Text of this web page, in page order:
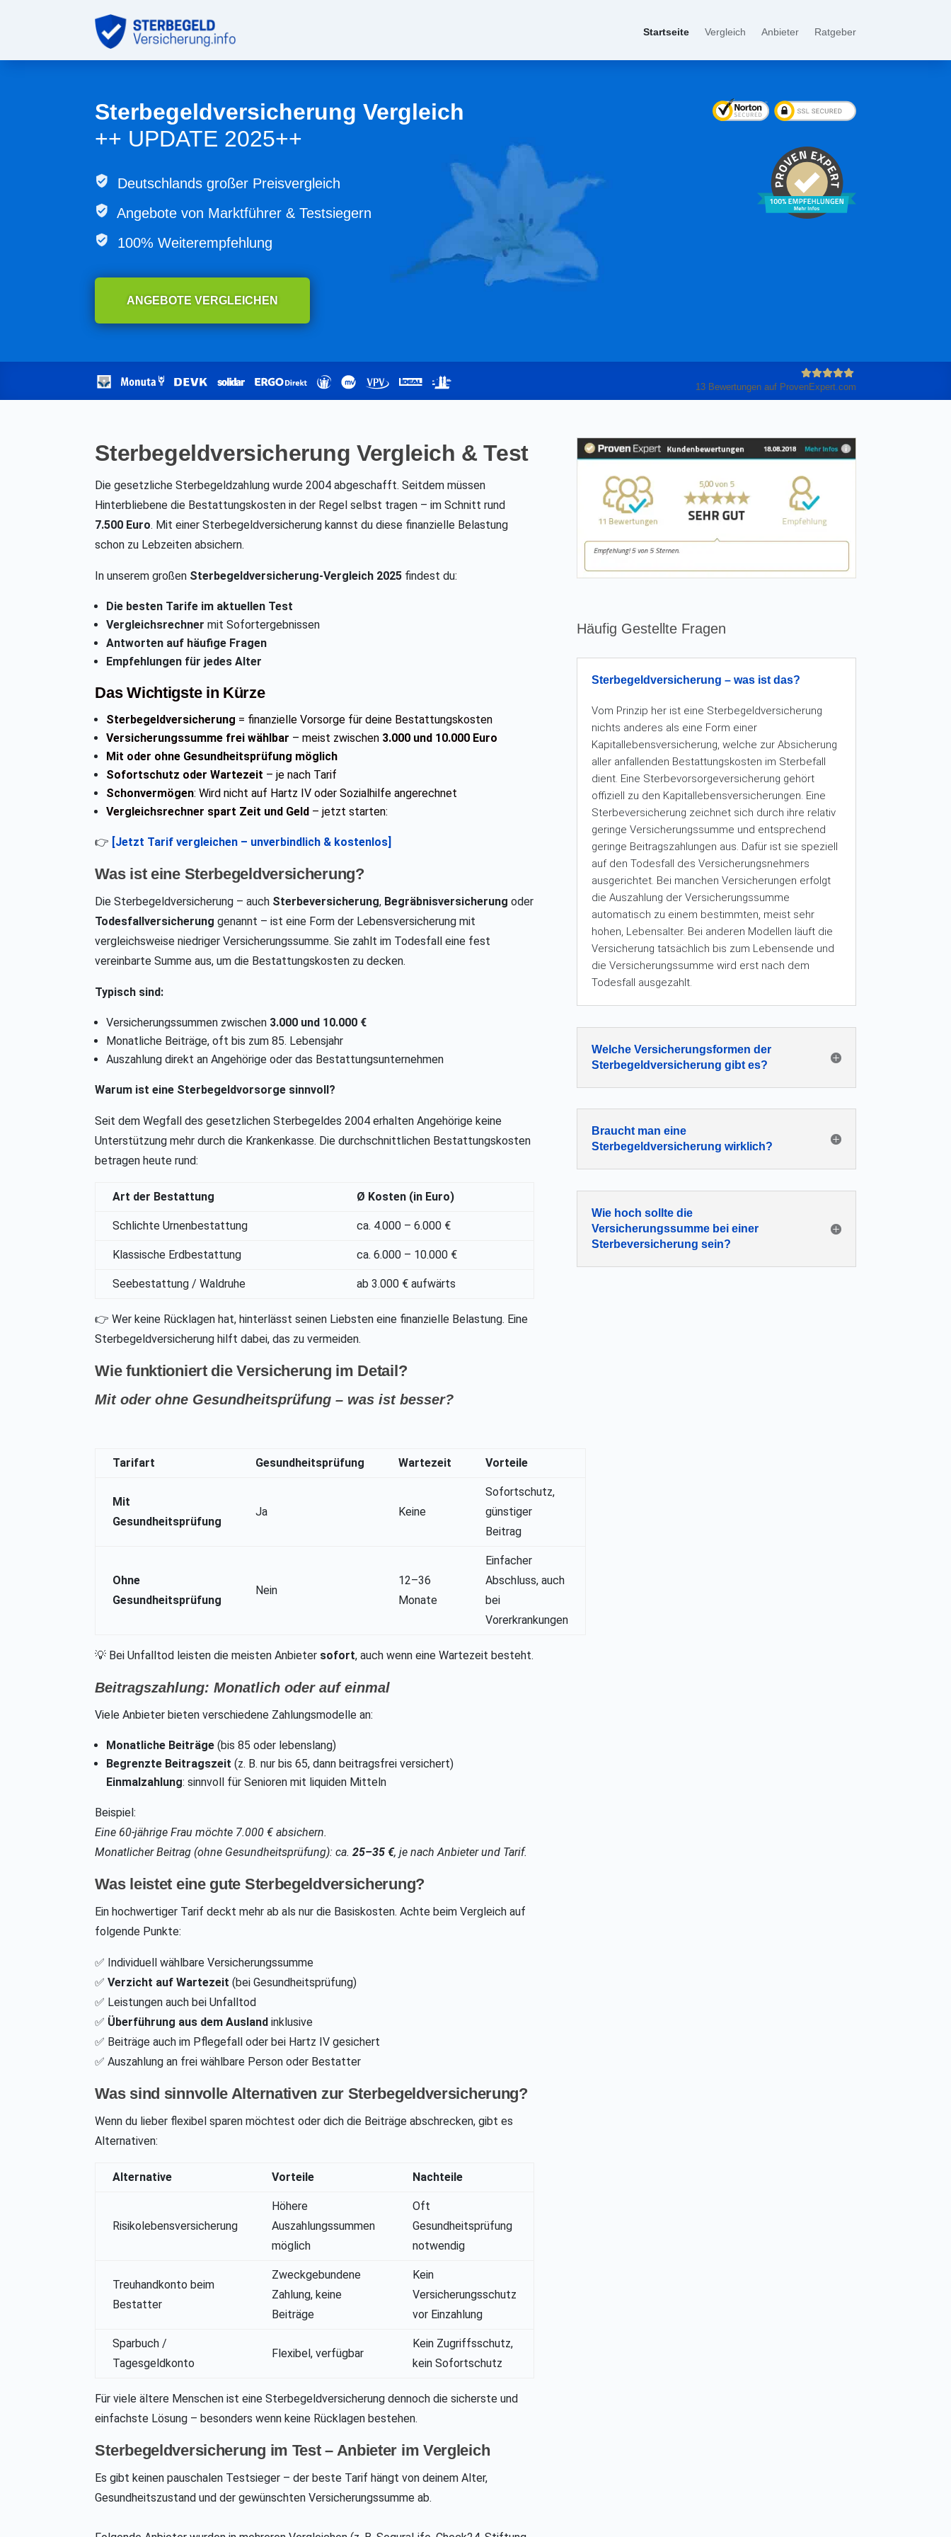
Startseite Vergleich Anbieter Ratgeber
Sterbegeldversicherung Vergleich
++ UPDATE 2025++
Deutschlands großer Preisvergleich
Angebote von Marktführer & Testsiegern
100% Weiterempfehlung
ANGEBOTE VERGLEICHEN
GmbH
13Bewertungen auf ProvenExpert.com
Sterbegeldversicherung Vergleich & Test
Die gesetzliche Sterbegeldzahlung wurde 2004 abgeschafft. Seitdem müssen
Hinterbliebene die Bestattungskosten in der Regel selbst tragen – im Schnitt rund
7.500 Euro. Mit einer Sterbegeldversicherung kannst du diese finanzielle Belastung
schon zu Lebzeiten absichern.
In unserem großen Sterbegeldversicherung-Vergleich 2025 findest du:
Die besten Tarife im aktuellen Test
Vergleichsrechner mit Sofortergebnissen
Antworten auf häufige Fragen
Empfehlungen für jedes Alter
Das Wichtigste in Kürze
Sterbegeldversicherung = finanzielle Vorsorge für deine Bestattungskosten
Versicherungssumme frei wählbar – meist zwischen 3.000 und 10.000 Euro
Mit oder ohne Gesundheitsprüfung möglich
Sofortschutz oder Wartezeit – je nach Tarif
Schonvermögen: Wird nicht auf Hartz IV oder Sozialhilfe angerechnet
Vergleichsrechner spart Zeit und Geld – jetzt starten:
👉 [Jetzt Tarif vergleichen – unverbindlich & kostenlos]
Was ist eine Sterbegeldversicherung?
Die Sterbegeldversicherung – auch Sterbeversicherung, Begräbnisversicherung oder
Todesfallversicherung genannt – ist eine Form der Lebensversicherung mit
vergleichsweise niedriger Versicherungssumme. Sie zahlt im Todesfall eine fest
vereinbarte Summe aus, um die Bestattungskosten zu decken.
Typisch sind:
Versicherungssummen zwischen 3.000 und 10.000 €
Monatliche Beiträge, oft bis zum 85. Lebensjahr
Auszahlung direkt an Angehörige oder das Bestattungsunternehmen
Warum ist eine Sterbegeldvorsorge sinnvoll?
Seit dem Wegfall des gesetzlichen Sterbegeldes 2004 erhalten Angehörige keine
Unterstützung mehr durch die Krankenkasse. Die durchschnittlichen Bestattungskosten
betragen heute rund:
Art der Bestattung Ø Kosten (in Euro)
Schlichte Urnenbestattung ca. 4.000 – 6.000 €
Klassische Erdbestattung ca. 6.000 – 10.000 €
Seebestattung / Waldruhe ab 3.000 € aufwärts
👉 Wer keine Rücklagen hat, hinterlässt seinen Liebsten eine finanzielle Belastung. Eine
Sterbegeldversicherung hilft dabei, das zu vermeiden.
Wie funktioniert die Versicherung im Detail?
Mit oder ohne Gesundheitsprüfung – was ist besser?
Tarifart Gesundheitsprüfung Wartezeit Vorteile
Mit
Gesundheitsprüfung
Ja Keine
Sofortschutz,
günstiger
Beitrag
Ohne
Gesundheitsprüfung
Nein
12–36
Monate
Einfacher
Abschluss, auch
bei
Vorerkrankungen
💡 Bei Unfalltod leisten die meisten Anbieter sofort, auch wenn eine Wartezeit besteht.
Beitragszahlung: Monatlich oder auf einmal
Viele Anbieter bieten verschiedene Zahlungsmodelle an:
Monatliche Beiträge (bis 85 oder lebenslang)
Begrenzte Beitragszeit (z. B. nur bis 65, dann beitragsfrei versichert)
Einmalzahlung: sinnvoll für Senioren mit liquiden Mitteln
Beispiel:
Eine 60-jährige Frau möchte 7.000 € absichern.
Monatlicher Beitrag (ohne Gesundheitsprüfung): ca.25–35 €, je nach Anbieter und Tarif.
Was leistet eine gute Sterbegeldversicherung?
Ein hochwertiger Tarif deckt mehr ab als nur die Basiskosten. Achte beim Vergleich auf
folgende Punkte:
✅ Individuell wählbare Versicherungssumme
✅Verzicht auf Wartezeit (bei Gesundheitsprüfung)
✅ Leistungen auch bei Unfalltod
✅ Überführung aus dem Ausland inklusive
✅ Beiträge auch im Pflegefall oder bei Hartz IV gesichert
✅ Auszahlung an frei wählbare Person oder Bestatter
Was sind sinnvolle Alternativen zur Sterbegeldversicherung?
Wenn du lieber flexibel sparen möchtest oder dich die Beiträge abschrecken, gibt es
Alternativen:
Alternative Vorteile Nachteile
Risikolebensversicherung
Höhere
Auszahlungssummen
möglich
Oft
Gesundheitsprüfung
notwendig
Treuhandkonto beim
Bestatter
Zweckgebundene
Zahlung, keine
Beiträge
Kein
Versicherungsschutz
vor Einzahlung
Sparbuch /
Tagesgeldkonto
Flexibel, verfügbar
Kein Zugriffsschutz,
kein Sofortschutz
Für viele ältere Menschen ist eine Sterbegeldversicherung dennoch die sicherste und
einfachste Lösung – besonders wenn keine Rücklagen bestehen.
Sterbegeldversicherung im Test – Anbieter im Vergleich
Es gibt keinen pauschalen Testsieger – der beste Tarif hängt von deinem Alter,
Gesundheitszustand und der gewünschten Versicherungssumme ab.
Häufig Gestellte Fragen
Sterbegeldversicherung – was ist das?
Vom Prinzip her ist eine Sterbegeldversicherung
nichts anderes als eine Form einer
Kapitallebensversicherung, welche zur Absicherung
aller anfallenden Bestattungskosten im Sterbefall
dient. Eine Sterbevorsorgeversicherung gehört
offiziell zu den Kapitallebensversicherungen. Eine
Sterbeversicherung zeichnet sich durch ihre relativ
geringe Versicherungssumme und entsprechend
geringe Beitragszahlungen aus. Dafür ist sie speziell
auf den Todesfall des Versicherungsnehmers
ausgerichtet. Bei manchen Versicherungen erfolgt
die Auszahlung der Versicherungssumme
automatisch zu einem bestimmten, meist sehr
hohen, Lebensalter. Bei anderen Modellen läuft die
Versicherung tatsächlich bis zum Lebensende und
die Versicherungssumme wird erst nach dem
Todesfall ausgezahlt.
Welche Versicherungsformen der
Sterbegeldversicherung gibt es?
Braucht man eine
Sterbegeldversicherung wirklich?
Wie hoch sollte die
Versicherungssumme bei einer
Sterbeversicherung sein?